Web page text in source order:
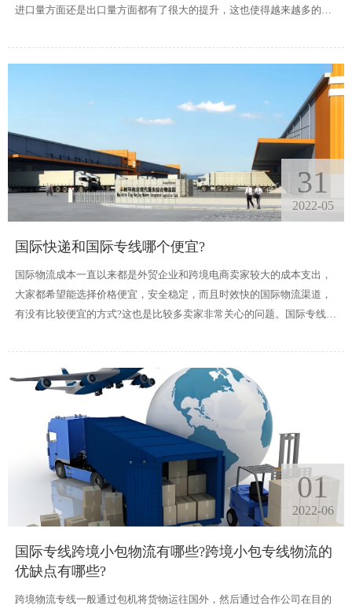
进口量方面还是出口量方面都有了很大的提升，这也使得越来越多的人
行业的崛起而迅速发展起来。
31
2022-05
国际快递和国际专线哪个便宜?
国际物流成本一直以来都是外贸企业和跨境电商卖家较大的成本支出，
大家都希望能选择价格便宜，安全稳定，而且时效快的国际物流渠道，
有没有比较便宜的方式?这也是比较多卖家非常关心的问题。国际专线和
线哪个便宜?
01
2022-06
国际专线跨境小包物流有哪些?跨境小包专线物流的
优缺点有哪些?
跨境物流专线一般通过包机将货物运往国外，然后通过合作公司在目的